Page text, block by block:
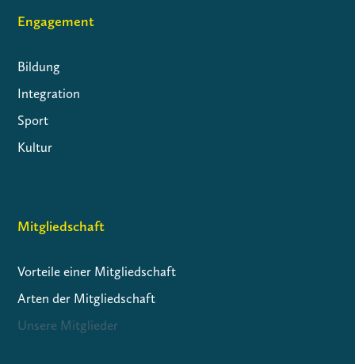
Engagement
Bildung
Integration
Sport
Kultur
Mitgliedschaft
Vorteile einer Mitgliedschaft
Arten der Mitgliedschaft
Unsere Mitglieder